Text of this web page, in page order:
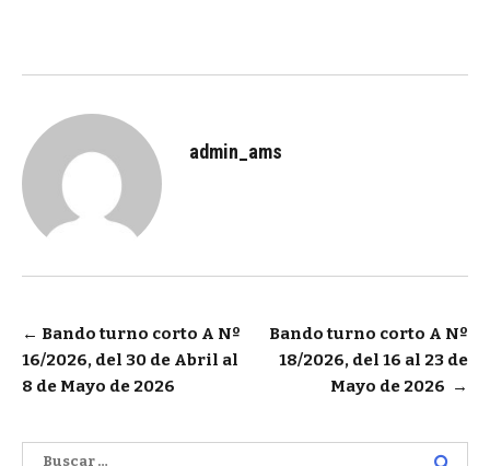
admin_ams
Navegación
de
entradas
← Bando turno corto A Nº
16/2026, del 30 de Abril al
8 de Mayo de 2026
Bando turno corto A Nº
18/2026, del 16 al 23 de
Mayo de 2026 →
Buscar: